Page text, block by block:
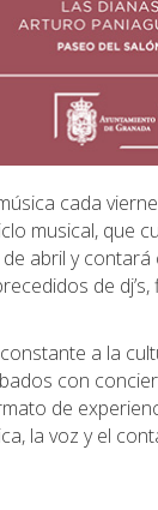
cada
musical, que
abril y
de dj’s,
a la
con
de
la voz y el